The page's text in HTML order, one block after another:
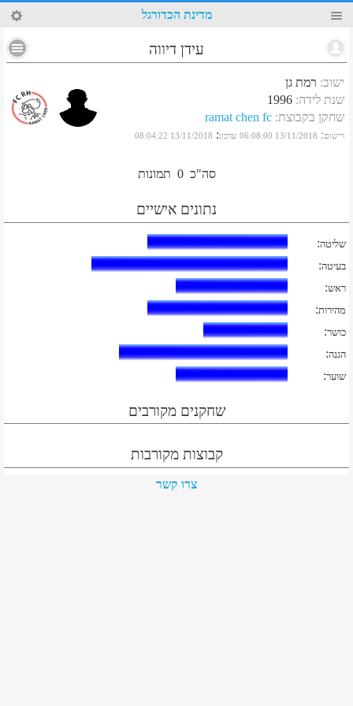
91 מדינת הכדורגל
עידן דיווה
ישוב: רמת גן
שנת לידה:
1996
שחקן בקבוצת:
ramat chen fc
רישום:
13/11/2018 06:08:00 עדכון:
13/11/2018 08:04:22
סה"כ 0 תמונות
נתונים אישיים
שליטה:
בעיטה:
ראש:
מהירות:
כושר:
הגנה:
שוער:
שחקנים מקורבים
קבוצות מקורבות
צרו קשר